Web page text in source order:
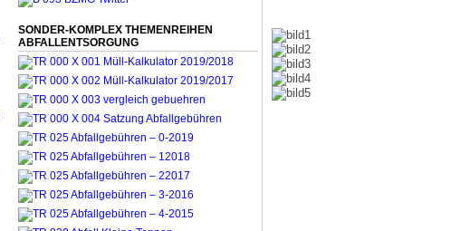
SONDER-KOMPLEX THEMENREIHEN
ABFALLENTSORGUNG